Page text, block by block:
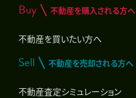
Buy 不動産を購入される方へ
不動産を買いたい方へ
Sell 不動産を売却される方へ
不動産査定シミュレーション